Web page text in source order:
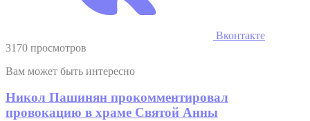
Вконтакте
3170 просмотров
Вам может быть интересно
Никол Пашинян прокомментировал
провокацию в храме Святой Анны